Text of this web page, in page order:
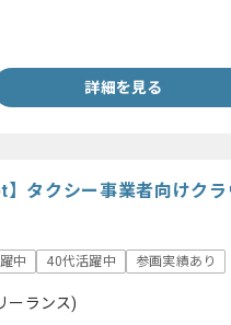
詳細を見る
タクシー事業者向けク
中 40代活躍中 参画実績あり
ーランス)